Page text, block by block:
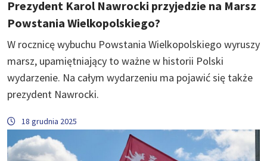
Prezydent Karol Nawrocki przyjedzie na Marsz
Powstania Wielkopolskiego?
W rocznicę wybuchu Powstania Wielkopolskiego wyruszy
marsz, upamiętniający to ważne w historii Polski
wydarzenie. Na całym wydarzeniu ma pojawić się także
prezydent Nawrocki.
18 grudnia 2025